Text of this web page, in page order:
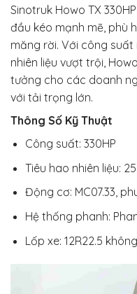
Sinotruk Howo TX
đầu kéo mạnh mẽ, phù
măng rời. Với công
nhiên liệu vượt trội,
tưởng cho các doanh
với tải trọng lớn.
Thông Số Kỹ Thuật
Công suất: 330HP
Tiêu hao nhiên liệu:
Động cơ: MC07.33,
Hệ thống phanh:
Lốp xe: 12R22.5